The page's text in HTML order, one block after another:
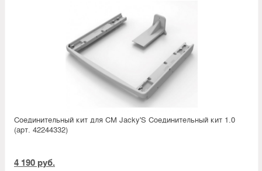
Соединительный кит для СМ Jacky'S Соединительный кит 1.0
(арт. 42244332)
4 190 руб.